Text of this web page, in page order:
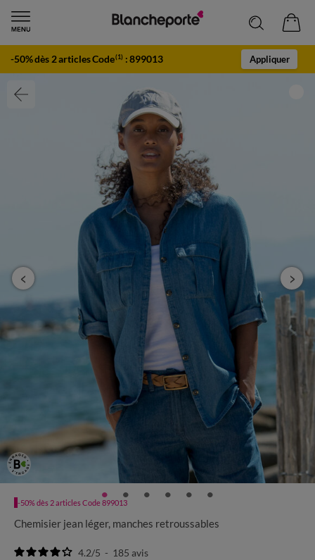
-50% dès 2 articles Code(1) :899013 Appliquer
-50% dès 2 articles Code 899013
Chemisier jean léger, manches retroussables
4.2/5 - 185 avis